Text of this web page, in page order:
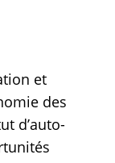
et
des
d’auto-